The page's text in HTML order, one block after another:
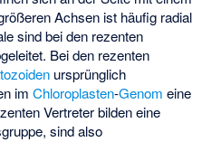
Achsen ist häufig radial
sind bei den rezenten
Bei den rezenten
ursprünglich
imChloroplasten-Genom eine
Vertreter bilden eine
sind also